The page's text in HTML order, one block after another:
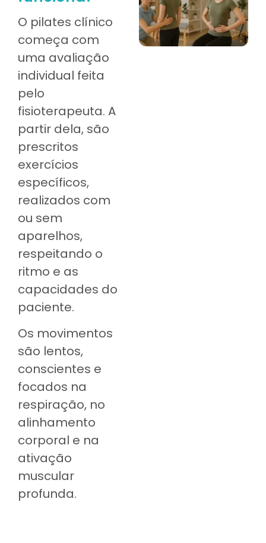
O pilates clínico
começa com
uma avaliação
individual feita
pelo
fisioterapeuta. A
partir dela, são
prescritos
exercícios
específicos,
realizados com
ou sem
aparelhos,
respeitando o
ritmo e as
capacidades do
paciente.
Os movimentos
são lentos,
conscientes e
focados na
respiração, no
alinhamento
corporal e na
ativação
muscular
profunda.